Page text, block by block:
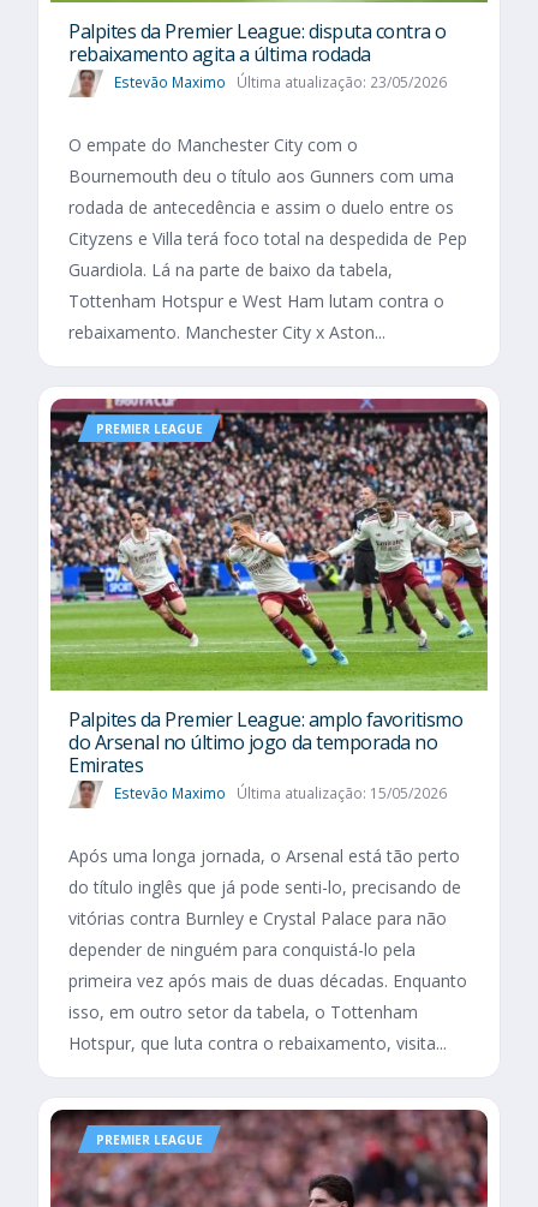
Palpites da Premier League: disputa contra o
rebaixamento agita a última rodada
Estevão Maximo Última atualização: 23/05/2026
O empate do Manchester City com o
Bournemouth deu o título aos Gunners com uma
rodada de antecedência e assim o duelo entre os
Cityzens e Villa terá foco total na despedida de Pep
Guardiola. Lá na parte de baixo da tabela,
Tottenham Hotspur e West Ham lutam contra o
rebaixamento. Manchester City x Aston...
PREMIER LEAGUE
Palpites da Premier League: amplo favoritismo
do Arsenal no último jogo da temporada no
Emirates
Estevão Maximo Última atualização: 15/05/2026
Após uma longa jornada, o Arsenal está tão perto
do título inglês que já pode senti-lo, precisando de
vitórias contra Burnley e Crystal Palace para não
depender de ninguém para conquistá-lo pela
primeira vez após mais de duas décadas. Enquanto
isso, em outro setor da tabela, o Tottenham
Hotspur, que luta contra o rebaixamento, visita...
PREMIER LEAGUE